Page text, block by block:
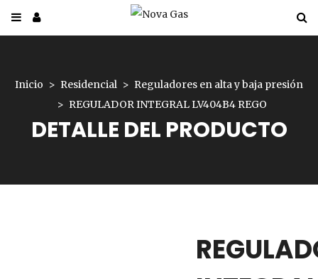
Inicio Residencial
Reguladores en alta y baja presión
REGULADOR INTEGRAL LV404B4 REGO
DETALLE DEL PRODUCTO